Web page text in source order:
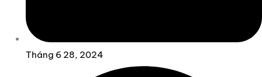
Tháng 6 28, 2024